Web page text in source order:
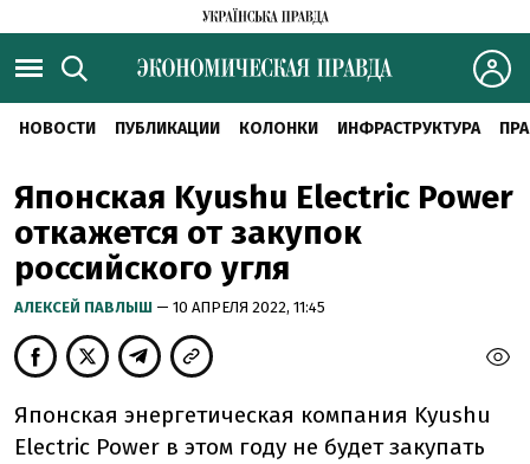
НОВОСТИ ПУБЛИКАЦИИ КОЛОНКИ ИНФРАСТРУКТУРА
Японская Kyushu Electric Power
откажется от закупок
российского угля
АЛЕКСЕЙ ПАВЛЫШ — 10 АПРЕЛЯ 2022, 11:45
Японская энергетическая компания Kyushu
Electric Power в этом году не будет закупать